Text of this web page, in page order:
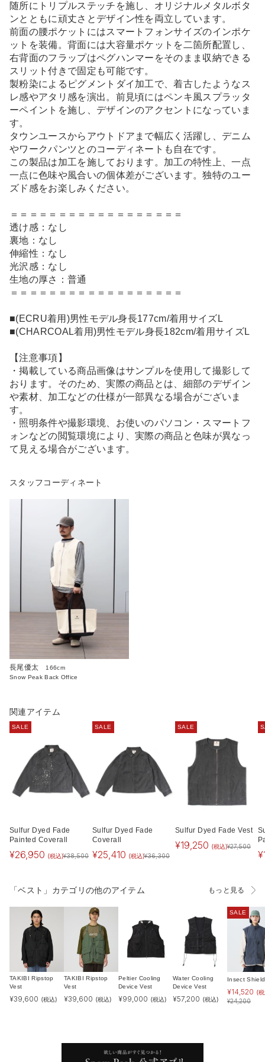
随所にトリプルステッチを施し、オリジナルメタルボタ
ンとともに頑丈さとデザイン性を両立しています。
前面の腰ポケットにはスマートフォンサイズのインポケ
ットを装備。背面には大容量ポケットを二箇所配置し、
右背面のフラップはペグハンマーをそのまま収納できる
スリット付きで固定も可能です。
製粉染によるピグメントダイ加工で、着古したようなス
レ感やアタリ感を演出。前見頃にはペンキ風スプラッタ
ーペイントを施し、デザインのアクセントになっていま
す。
タウンユースからアウトドアまで幅広く活躍し、デニム
やワークパンツとのコーディネートも自在です。
この製品は加工を施しております。加工の特性上、一点
一点に色味や風合いの個体差がございます。独特のユー
ズド感をお楽しみください。
＝＝＝＝＝＝＝＝＝＝＝＝＝＝＝＝＝＝
透け感：なし
裏地：なし
伸縮性：なし
光沢感：なし
生地の厚さ：普通
＝＝＝＝＝＝＝＝＝＝＝＝＝＝＝＝＝＝
■(ECRU着用)男性モデル身長177cm/着用サイズL
■(CHARCOAL着用)男性モデル身長182cm/着用サイズL
【注意事項】
・掲載している商品画像はサンプルを使用して撮影して
おります。そのため、実際の商品とは、細部のデザイン
や素材、加工などの仕様が一部異なる場合がございま
す。
・照明条件や撮影環境、お使いのパソコン・スマートフ
ォンなどの閲覧環境により、実際の商品と色味が異なっ
て見える場合がございます。
スタッフコーディネート
長尾優太
166cm
Snow Peak Back Office
関連アイテム
SALE
Sulfur Dyed Fade
Painted Coverall
¥26,950 (税込)¥38,500
SALE
Sulfur Dyed Fade
Coverall
¥25,410 (税込)¥36,300
SALE
Sulfur Dyed Fade Vest
¥19,250 (税込)¥27,500
¥
「ベスト」カテゴリの他のアイテム もっと見る
TAKIBI Ripstop
Vest
¥39,600 (税込)
TAKIBI Ripstop
Vest
¥39,600 (税込)
Peltier Cooling
Device Vest
¥99,000 (税込)
Water Cooling
Device Vest
¥57,200 (税込)
SALE
Insect
¥14,520 (
¥24,200